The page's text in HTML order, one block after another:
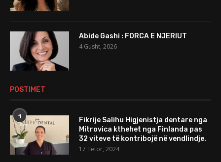
Abide Gashi : FORCA E NJERIUT
4 Gusht, 2026
POSTIMET
1
Fikrije Salihu Higjenistja dentare nga
Mitrovica kthehet nga Finlanda pas
32 viteve të kontribojë në vendlindje.
17 Tetor, 2024